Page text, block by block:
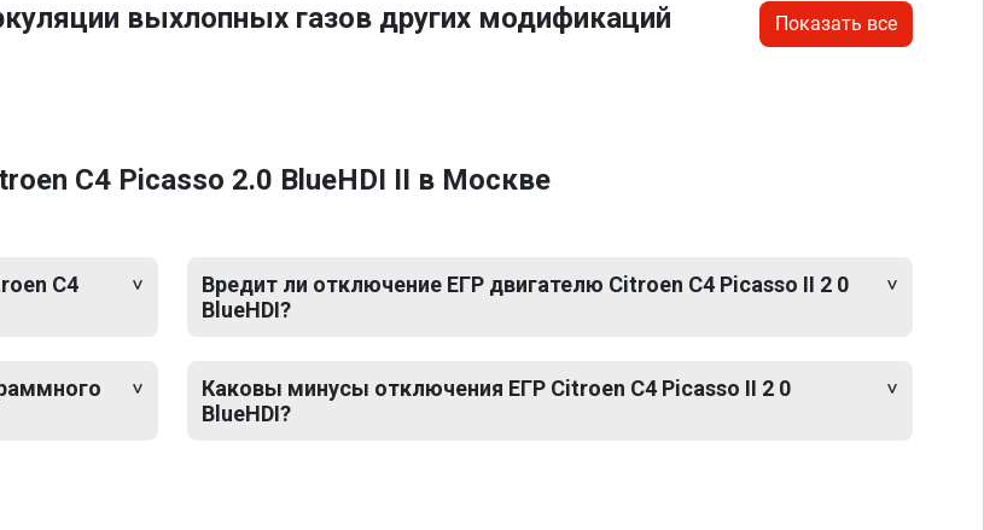
выхлопных газов других модификаций
Показать все
C4 Picasso 2.0 BlueHDI II в Москве
C4
Вредит ли отключение ЕГР двигателю Citroen C4 Picasso II 2 0
BlueHDI?
Каковы минусы отключения ЕГР Citroen C4 Picasso II 2 0
BlueHDI?